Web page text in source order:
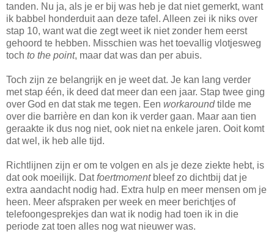
tanden. Nu ja, als je er bij was heb je dat niet gemerkt, want
ik babbel honderduit aan deze tafel. Alleen zei ik niks over
stap 10, want wat die zegt weet ik niet zonder hem eerst
gehoord te hebben. Misschien was het toevallig vlotjesweg
toch to the point, maar dat was dan per abuis.
Toch zijn ze belangrijk en je weet dat. Je kan lang verder
met stap één, ik deed dat meer dan een jaar. Stap twee ging
over God en dat stak me tegen. Een workaroundtilde me
over die barrière en dan kon ik verder gaan. Maar aan tien
geraakte ik dus nog niet, ook niet na enkele jaren. Ooit komt
dat wel, ik heb alle tijd.
Richtlijnen zijn er om te volgen en als je deze ziekte hebt, is
dat ook moeilijk. Datfoertmomentbleef zo dichtbij dat je
extra aandacht nodig had. Extra hulp en meer mensen om je
heen. Meer afspraken per week en meer berichtjes of
telefoongesprekjes dan wat ik nodig had toen ik in die
periode zat toen alles nog wat nieuwer was.